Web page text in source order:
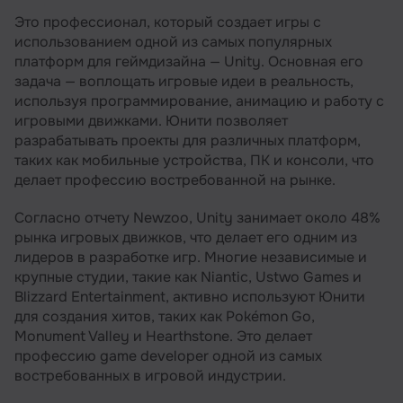
Какими знаниями и умениями должен
обладать юнити-разработчик?
Минимальные требования к кандидатам на
должность
Карьерный рост юнити-программиста
Какие зарплаты у unity программиста?
Плюсы и минусы профессии
Как стать юнити-программистом?
Рекомендуем посмотреть курсы по созданию
игр на Unity
Несколько советов для соискателей на
должность
Список рекомендуемых книг для
начинающих разработчиков игр на Unity
Резюме
Это профессионал, который создает игры с
использованием одной из самых популярных
платформ для геймдизайна — Unity. Основная его
задача — воплощать игровые идеи в реальность,
используя программирование, анимацию и работу с
игровыми движками. Юнити позволяет
разрабатывать проекты для различных платформ,
таких как мобильные устройства, ПК и консоли, что
делает профессию востребованной на рынке.
Согласно отчету Newzoo, Unity занимает около 48%
рынка игровых движков, что делает его одним из
лидеров в разработке игр. Многие независимые и
крупные студии, такие как Niantic, Ustwo Games и
Blizzard Entertainment, активно используют Юнити
для создания хитов, таких как Pokémon Go,
Monument Valley и Hearthstone. Это делает
профессию game developer одной из самых
востребованных в игровой индустрии.